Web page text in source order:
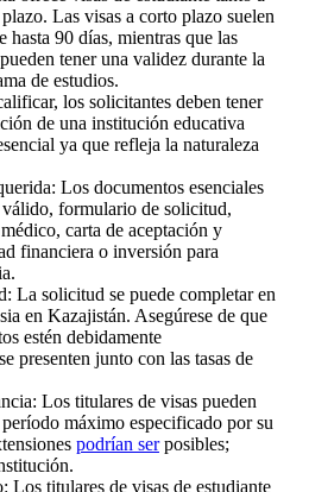
Las visas a corto plazo suelen
hasta 90 días, mientras que las
tener una validez durante la
de estudios.
los solicitantes deben tener
de una institución educativa
ya que refleja la naturaleza
Los documentos esenciales
formulario de solicitud,
carta de aceptación y
financiera o inversión para
La solicitud se puede completar en
en Kazajistán. Asegúrese de que
estén debidamente
presenten junto con las tasas de
Los titulares de visas pueden
máximo especificado por su
podrían serposibles;
Los titulares de visas de estudiante